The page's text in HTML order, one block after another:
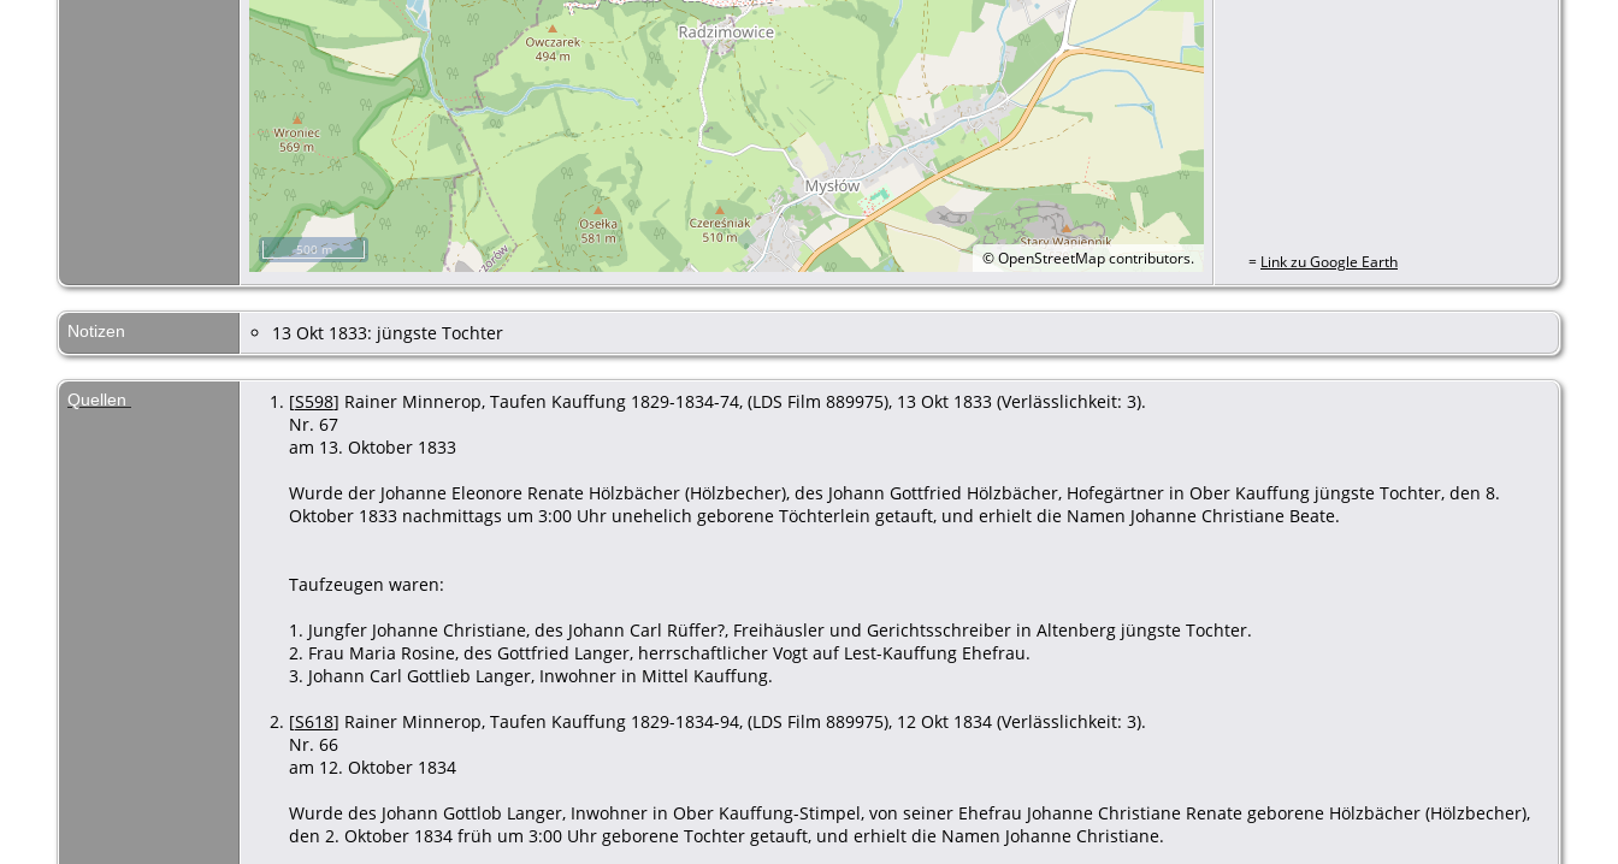
©OpenStreetMapcontributors.
500 m
= Link zu Google Earth
Notizen 13 Okt 1833: jüngste Tochter
Quellen [S598] Rainer Minnerop, Taufen Kauffung 1829-1834-74, (LDS Film 889975), 13 Okt 1833 (Verlässlichkeit: 3).
Nr. 67
am 13. Oktober 1833
Wurde der Johanne Eleonore Renate Hölzbächer (Hölzbecher), des Johann Gottfried Hölzbächer, Hofegärtner in Ober Kauffung jüngste Tochter, den 8.
Oktober 1833 nachmittags um 3:00 Uhr unehelich geborene Töchterlein getauft, und erhielt die Namen Johanne Christiane Beate.
Taufzeugen waren:
1. Jungfer Johanne Christiane, des Johann Carl Rüffer?, Freihäusler und Gerichtsschreiber in Altenberg jüngste Tochter.
2. Frau Maria Rosine, des Gottfried Langer, herrschaftlicher Vogt auf Lest-Kauffung Ehefrau.
3. Johann Carl Gottlieb Langer, Inwohner in Mittel Kauffung.
[S618] Rainer Minnerop, Taufen Kauffung 1829-1834-94, (LDS Film 889975), 12 Okt 1834 (Verlässlichkeit: 3).
Nr. 66
am 12. Oktober 1834
Wurde des Johann Gottlob Langer, Inwohner in Ober Kauffung-Stimpel, von seiner Ehefrau Johanne Christiane Renate geborene Hölzbächer (Hölzbecher),
den 2. Oktober 1834 früh um 3:00 Uhr geborene Tochter getauft, und erhielt die Namen Johanne Christiane.